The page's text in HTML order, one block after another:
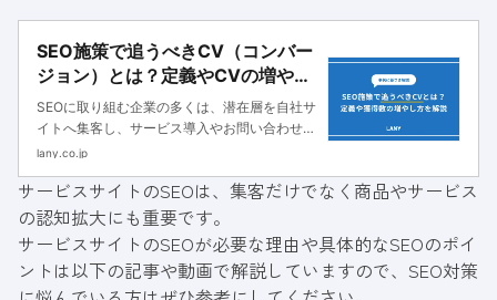
SEO施策で追うべきCV（コンバー
ジョン）とは？定義やCVの増やし
方を解説
SEOに取り組む企業の多くは、潜在層を自社サ
イトへ集客し、サービス導入やお問い合わせと
いったCVにつなげたいと考えているでしょ
の、CVがなかなか増えない……」と悩む声を
し...
lany.co.jp
サービスサイトのSEOは、集客だけでなく商品やサービス
の認知拡大にも重要です。
サービスサイトのSEOが必要な理由や具体的なSEOのポイ
ントは以下の記事や動画で解説していますので、SEO対策